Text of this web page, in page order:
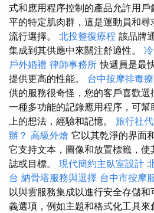
式和應用程序控制的產品允許用
平的特定肌肉群，這是運動員和
流行選擇。 北投整復療程 該品牌
集成到其供應中來關注舒適性。
戶外婚禮 律師事務所 快遞員是最
提供更高的性能。 台中按摩排毒
供的服務很奇怪，您的客戶喜歡
一種多功能的記錄應用程序，可
上的想法，經驗和記憶。 旅行社
辦？ 高級外燴 它以其乾淨的界面
它支持文本，圖像和放置標籤，
誌或目標。 現代簡約主臥室設計
台 納骨塔服務與選擇 台中市按摩
以與雲服務集成以進行安全存儲
義選項，例如主題和格式化工具來